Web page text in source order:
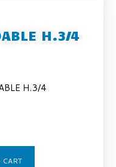
H.3/4
H.3/4
CART